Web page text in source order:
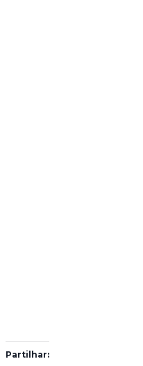
Partilhar: